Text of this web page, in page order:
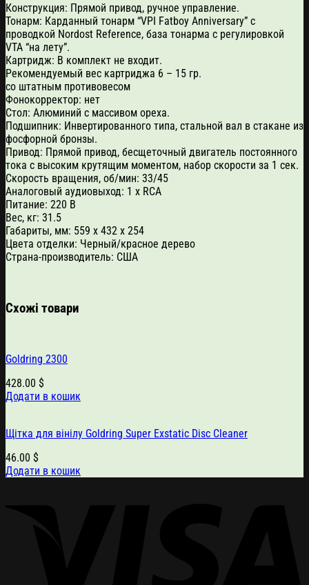
Конструкция: Прямой привод, ручное управление.
Тонарм: Карданный тонарм “VPI Fatboy Anniversary” с
проводкой Nordost Reference, база тонарма с регулировкой
VTA “на лету”.
Картридж: В комплект не входит.
Рекомендуемый вес картриджа 6 – 15 гр.
со штатным противовесом
Фонокорректор: нет
Стол: Алюминий с массивом ореха.
Подшипник: Инвертированного типа, стальной вал в стакане из
фосфорной бронзы.
Привод: Прямой привод, бесщеточный двигатель постоянного
тока с высоким крутящим моментом, набор скорости за 1 сек.
Скорость вращения, об/мин: 33/45
Аналоговый аудиовыход: 1 x RCA
Питание: 220 В
Вес, кг: 31.5
Габариты, мм: 559 x 432 x 254
Цвета отделки: Черный/красное дерево
Страна-производитель: США
Схожі товари
Goldring 2300
428.00 $
Додати в кошик
Щітка для вінілу Goldring Super Exstatic Disc Cleaner
46.00 $
Додати в кошик